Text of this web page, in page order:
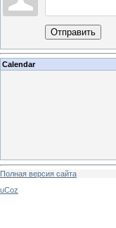
Отправить
Calendar
Полная версия сайта
uCoz